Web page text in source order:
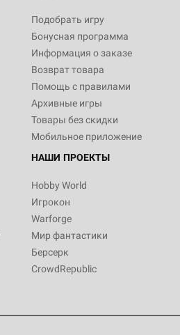
Подобрать игру
Бонусная программа
Информация о заказе
Возврат товара
Помощь с правилами
Архивные игры
Товары без скидки
Мобильное приложение
НАШИ ПРОЕКТЫ
Hobby World
Игрокон
Warforge
Мир фантастики
Берсерк
CrowdRepublic